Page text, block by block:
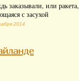
заказывали, или ракета,
с засухой
2014